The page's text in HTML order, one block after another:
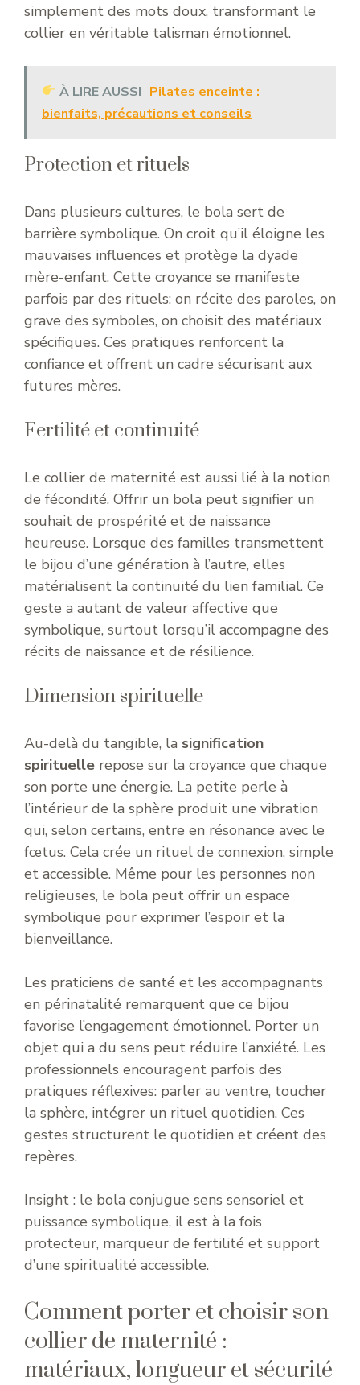
simplement des mots doux, transformant le
collier en véritable talisman émotionnel.
À LIRE AUSSI Pilates enceinte :
bienfaits, précautions et conseils
Protection et rituels
Dans plusieurs cultures, le bola sert de
barrière symbolique. On croit qu’il éloigne les
mauvaises influences et protège la dyade
mère-enfant. Cette croyance se manifeste
parfois par des rituels: on récite des paroles, on
grave des symboles, on choisit des matériaux
spécifiques. Ces pratiques renforcent la
confiance et offrent un cadre sécurisant aux
futures mères.
Fertilité et continuité
Le collier de maternité est aussi lié à la notion
de fécondité. Offrir un bola peut signifier un
souhait de prospérité et de naissance
heureuse. Lorsque des familles transmettent
le bijou d’une génération à l’autre, elles
matérialisent la continuité du lien familial. Ce
geste a autant de valeur affective que
symbolique, surtout lorsqu’il accompagne des
récits de naissance et de résilience.
Dimension spirituelle
Au-delà du tangible, la signification
spirituelle repose sur la croyance que chaque
son porte une énergie. La petite perle à
l’intérieur de la sphère produit une vibration
qui, selon certains, entre en résonance avec le
fœtus. Cela crée un rituel de connexion, simple
et accessible. Même pour les personnes non
religieuses, le bola peut offrir un espace
symbolique pour exprimer l’espoir et la
bienveillance.
Les praticiens de santé et les accompagnants
en périnatalité remarquent que ce bijou
favorise l’engagement émotionnel. Porter un
objet qui a du sens peut réduire l’anxiété. Les
professionnels encouragent parfois des
pratiques réflexives: parler au ventre, toucher
la sphère, intégrer un rituel quotidien. Ces
gestes structurent le quotidien et créent des
repères.
Insight : le bola conjugue sens sensoriel et
puissance symbolique, il est à la fois
protecteur, marqueur de fertilité et support
d’une spiritualité accessible.
Comment porter et choisir son
collier de maternité :
matériaux, longueur et sécurité